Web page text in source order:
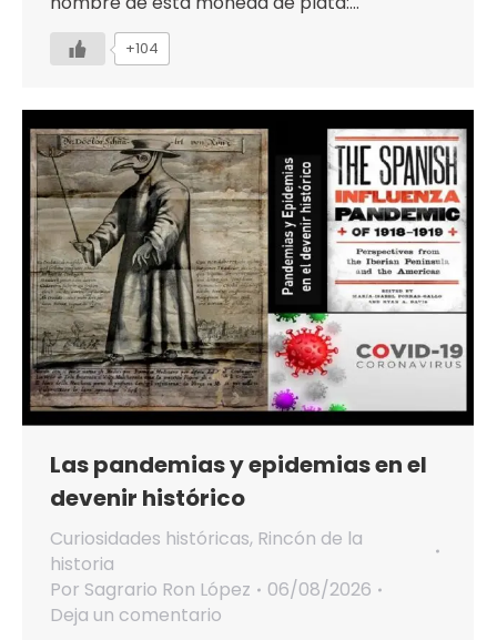
+104
Las pandemias y epidemias en el
devenir histórico
Curiosidades históricas, Rincón de la
historia
Por Sagrario Ron López
06/08/2026
Deja un comentario